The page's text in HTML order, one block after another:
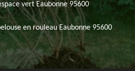
vert Eaubonne 95600
en rouleau Eaubonne 95600